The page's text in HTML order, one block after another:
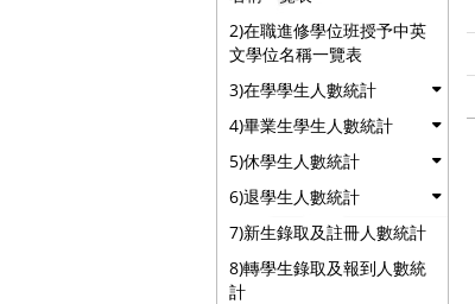
2)在職進修學位班授予中英
文學位名稱一覽表
3)在學學生人數統計
4)畢業生學生人數統計
5)休學生人數統計
6)退學生人數統計
7)新生錄取及註冊人數統計
8)轉學生錄取及報到人數統
計